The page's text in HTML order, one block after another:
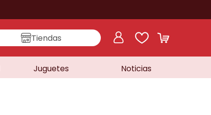
Tiendas
Juguetes Noticias